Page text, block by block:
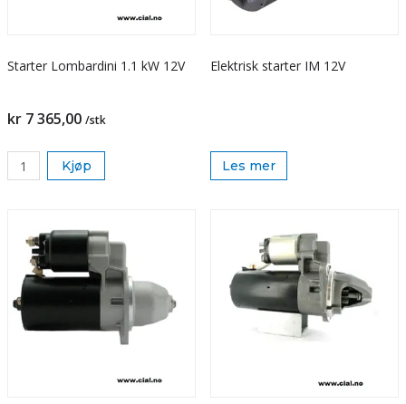
Starter Lombardini 1.1 kW 12V
kr 7 365,00 /stk
Kjøp
Elektrisk starter IM 12V
Les mer